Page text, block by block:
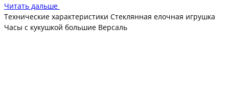
позволяет создать действительно оригинальную елку,
которая будет радовать глаз. Дети оценят такой подход и с
удовольствием проведут зимние вечера за рассматриванием
Читать дальше
Технические характеристики Стеклянная елочная игрушка
Часы с кукушкой большие Версаль